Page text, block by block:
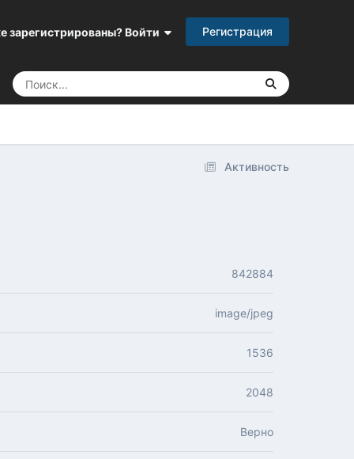
зарегистрированы? Войти Регистрация
Активность
842884
image/jpeg
1536
2048
Верно